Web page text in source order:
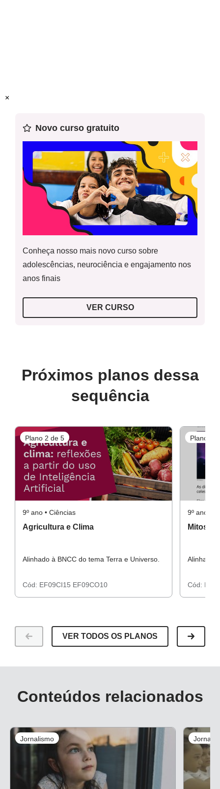
Especialista:
×
Novo curso gratuito
Conheça nosso mais novo curso sobre
adolescências, neurociência e engajamento nos
anos finais
VER CURSO
Próximos planos dessa
sequência
Plano 2 de 5
9º ano • Ciências
Agricultura e Clima
Alinhado à BNCC do tema Terra e Universo.
Cód: EF09CI15 EF09CO10
Plano 3
9º ano •
Mitos e
Alinhado
Cód:
VER TODOS OS PLANOS
Conteúdos relacionados
Jornalismo